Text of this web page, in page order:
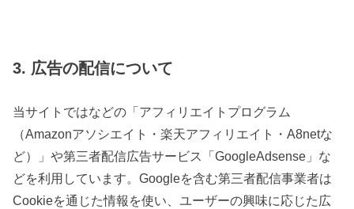
3. 広告の配信について
当サイトではなどの「アフィリエイトプログラム
（Amazonアソシエイト・楽天アフィリエイト・A8netな
ど）」や第三者配信広告サービス「GoogleAdsense」な
どを利用しています。Googleを含む第三者配信事業者は
Cookieを通じた情報を使い、ユーザーの興味に応じた広